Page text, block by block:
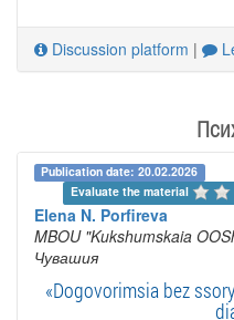
Discussion platform |
Publication date: 20.02.2026
Evaluate the material
Elena N. Porfireva
MBOU "Kukshumskaia
Чувашия
«Dogovorimsia bez